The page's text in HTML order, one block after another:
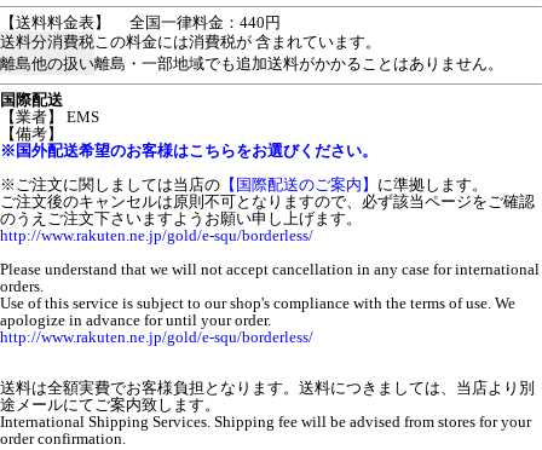
【送料料金表】
全国一律料金：440円
送料分消費税この料金には消費税が 含まれています。
離島他の扱い離島・一部地域でも追加送料がかかることはありません。
国際配送
【業者】 EMS
【備考】
※国外配送希望のお客様はこちらをお選びください。
※ご注文に関しましては当店の 【国際配送のご案内】 に準拠します。
ご注文後のキャンセルは原則不可となりますので、必ず該当ページをご確認
のうえご注文下さいますようお願い申し上げます。
http://www.rakuten.ne.jp/gold/e-squ/borderless/
Please understand that we will not accept cancellation in any case for international
orders.
Use of this service is subject to our shop's compliance with the terms of use. We
apologize in advance for until your order.
http://www.rakuten.ne.jp/gold/e-squ/borderless/
送料は全額実費でお客様負担となります。送料につきましては、当店より別
途メールにてご案内致します。
International Shipping Services. Shipping fee will be advised from stores for your
order confirmation.